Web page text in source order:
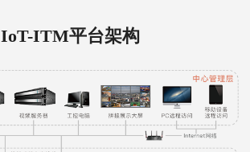
IoT-ITM平台架构